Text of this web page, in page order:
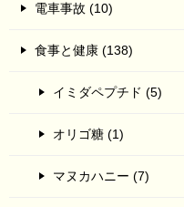
電車事故 (10)
食事と健康 (138)
イミダペプチド (5)
オリゴ糖 (1)
マヌカハニー (7)